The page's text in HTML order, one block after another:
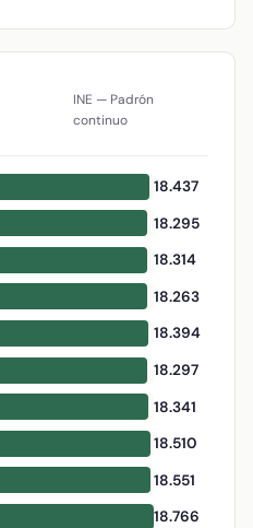
INE — Padrón
continuo
18.437
18.295
18.314
18.263
18.394
18.297
18.341
18.510
18.551
18.766